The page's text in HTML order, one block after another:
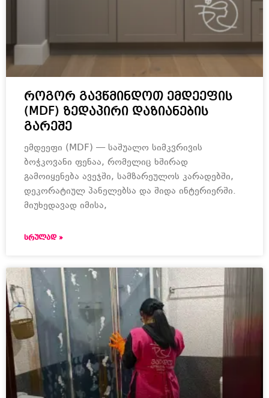
როგორ გავწმინდოთ ემდეეფის
(MDF) ზედაპირი დაზიანების
გარეშე
ემდეეფი (MDF) — საშუალო სიმკვრივის
ბოჭკოვანი ფენაა, რომელიც ხშირად
გამოიყენება ავეჯში, სამზარეულოს კარადებში,
დეკორატიულ პანელებსა და შიდა ინტერიერში.
მიუხედავად იმისა,
ᲡᲠᲣᲚᲐᲓ »